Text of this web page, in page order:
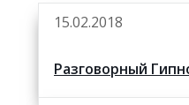
15.02.2018
Разговорный